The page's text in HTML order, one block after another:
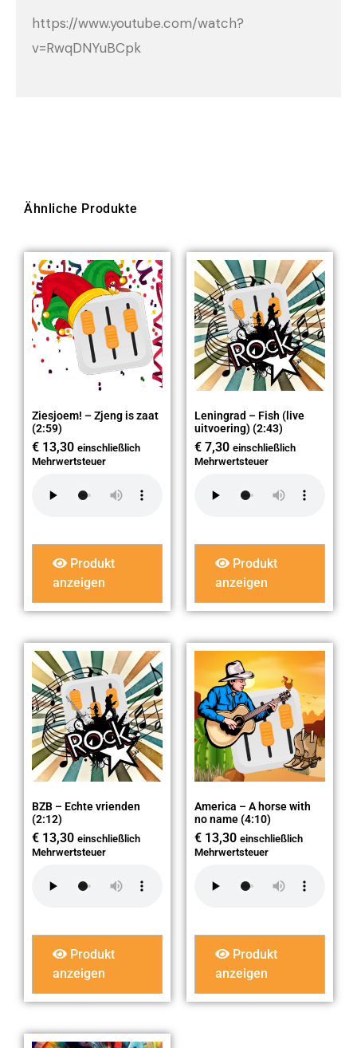
https://www.youtube.com/watch?
v=RwqDNYuBCpk
Ähnliche Produkte
Ziesjoem! – Zjeng is zaat
(2:59)
€ 13,30 einschließlich
Mehrwertsteuer
Produkt
anzeigen
Leningrad – Fish (live
uitvoering) (2:43)
€ 7,30 einschließlich
Mehrwertsteuer
Produkt
anzeigen
BZB – Echte vrienden
(2:12)
€ 13,30 einschließlich
Mehrwertsteuer
Produkt
anzeigen
America – A horse with
no name (4:10)
€ 13,30 einschließlich
Mehrwertsteuer
Produkt
anzeigen